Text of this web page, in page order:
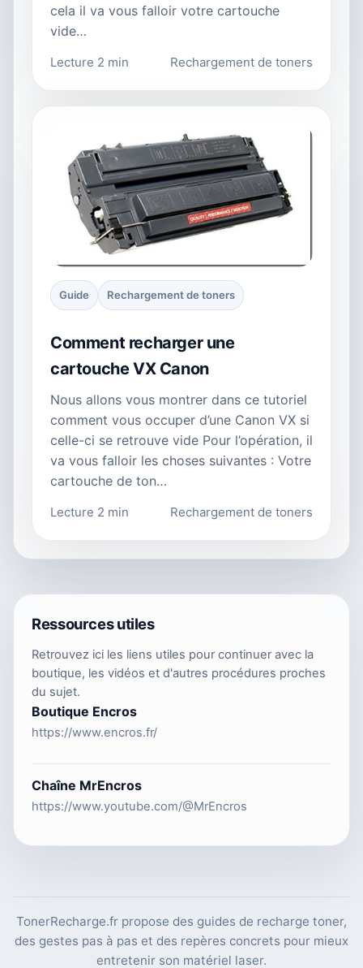
cela il va vous falloir votre cartouche
vide…
Lecture 2 min Rechargement de toners
Guide Rechargement de toners
Comment recharger une
cartouche VX Canon
Nous allons vous montrer dans ce tutoriel
comment vous occuper d’une Canon VX si
celle-ci se retrouve vide Pour l’opération, il
va vous falloir les choses suivantes : Votre
cartouche de ton…
Lecture 2 min Rechargement de toners
Ressources utiles
Retrouvez ici les liens utiles pour continuer avec la
boutique, les vidéos et d'autres procédures proches
du sujet.
Boutique Encros
https://www.encros.fr/
Chaîne MrEncros
https://www.youtube.com/@MrEncros
TonerRecharge.fr propose des guides de recharge toner,
des gestes pas à pas et des repères concrets pour mieux
entretenir son matériel laser.